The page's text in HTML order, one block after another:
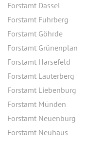
Forstamt Dassel
Forstamt Fuhrberg
Forstamt Göhrde
Forstamt Grünenplan
Forstamt Harsefeld
Forstamt Lauterberg
Forstamt Liebenburg
Forstamt Münden
Forstamt Neuenburg
Forstamt Neuhaus